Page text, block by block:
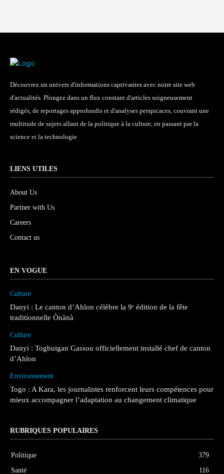
Découvrez un univers d'informations captivantes avec notre site web
d'actualités. Plongez dans un flux constant d'articles soigneusement
rédigés, de reportages approfondis et d'analyses perspicaces, couvrant une
multitude de sujets allant de la politique à la culture, en passant par la
science et la technologie
LIENS UTILES
About Us
Partner with Us
Careers
Contact us
EN VOGUE
Culture
Danyi : Le canton d’Ahlon célèbre la 9ᵉ édition de la fête
traditionnelle Ònànà
Culture
Danyi : Togbuigan Gassou officiellement installé chef de canton
d’Ahlon
Environnement
Togo : A Kara, les journalistes renforcent leurs compétences pour
mieux accompagner l’adaptation au changement climatique
RUBRIQUES POPULAIRES
Politique
379
Santé
116